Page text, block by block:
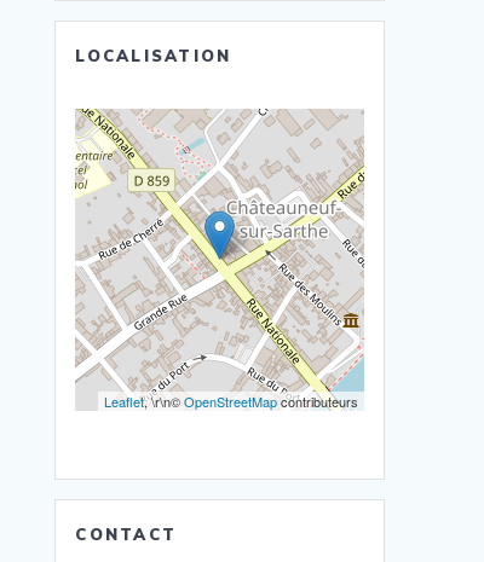
LOCALISATION
Leaflet, \r\n©OpenStreetMapcontributeurs
CONTACT